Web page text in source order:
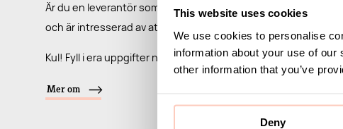
This website uses cookies
We use cookies to personalise
information about your use of
other information that you’ve
Deny
Är du en leverantör som har ett passande sortiment för Kumis
och är intresserad av att komma i kontakt med oss?
Kul! Fyll i era uppgifter nedan så kontaktar vi er så snart som
Mer om